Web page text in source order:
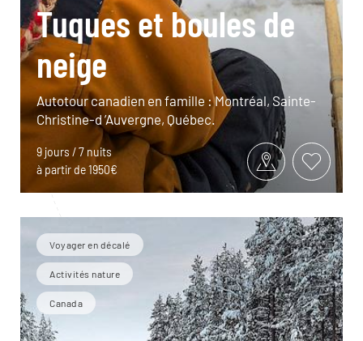
Tuques et boules de
neige
Autotour canadien en famille : Montréal, Sainte-
Christine-d ’Auvergne, Québec.
9 jours / 7 nuits
à partir de 1950€
Voyager en décalé
Activités nature
Canada